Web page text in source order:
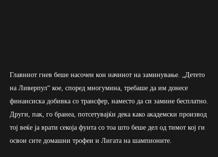
Главниот гнев беше насочен кон начинот на заминување. „Детето
на Ливерпул“ кое, според многумина, требаше да им донесе
финансиска добивка со трансфер, наместо да си замине бесплатно.
Други, пак, го бранеа, потсетувајќи дека како академски производ
тој веќе ја врати секоја фунта со тоа што беше дел од тимот кој ги
освои сите домашни трофеи и Лигата на шампионите.